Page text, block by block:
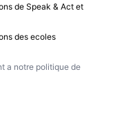
de Speak & Act et
des ecoles
a notre politique de